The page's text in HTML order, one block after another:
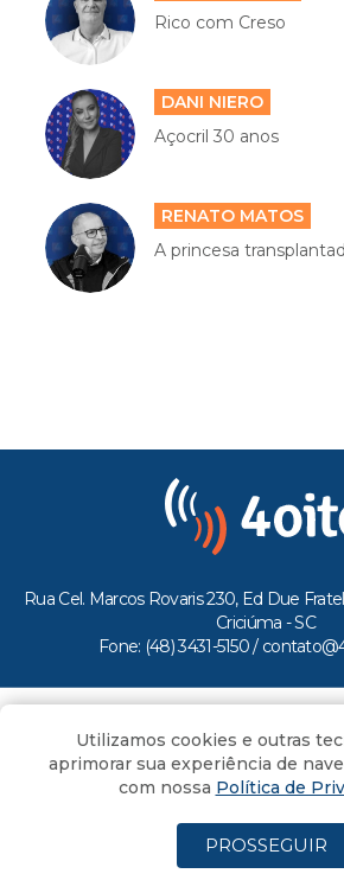
Rico com Creso
DANI NIERO
Açocril 30 anos
RENATO MATOS
A princesa
Rua Cel. Marcos Rovaris 230, Ed Due
Criciúma - SC
Fone: (48) 3431-5150 /
Todos os direitos reservados ao
Utilizamos cookies e outras
aprimorar sua experiência de
com nossa Política de
PROSSEGUIR